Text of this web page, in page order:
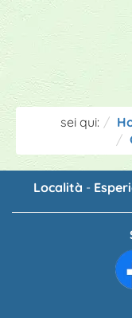
sei qui:
Località -